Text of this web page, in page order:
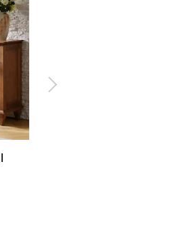
Slide tiếp theo